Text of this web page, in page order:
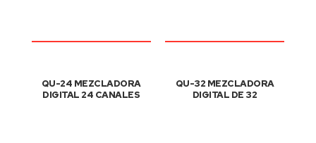
QU-24 MEZCLADORA
DIGITAL 24 CANALES
QU-32 MEZCLADORA
DIGITAL DE 32